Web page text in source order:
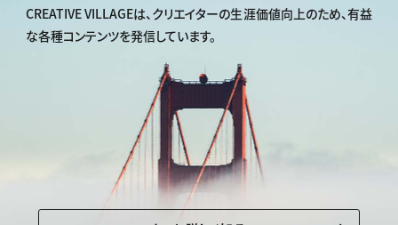
CREATIVE VILLAGEは、クリエイターの生涯価値向上のため、有益
な各種コンテンツを発信しています。